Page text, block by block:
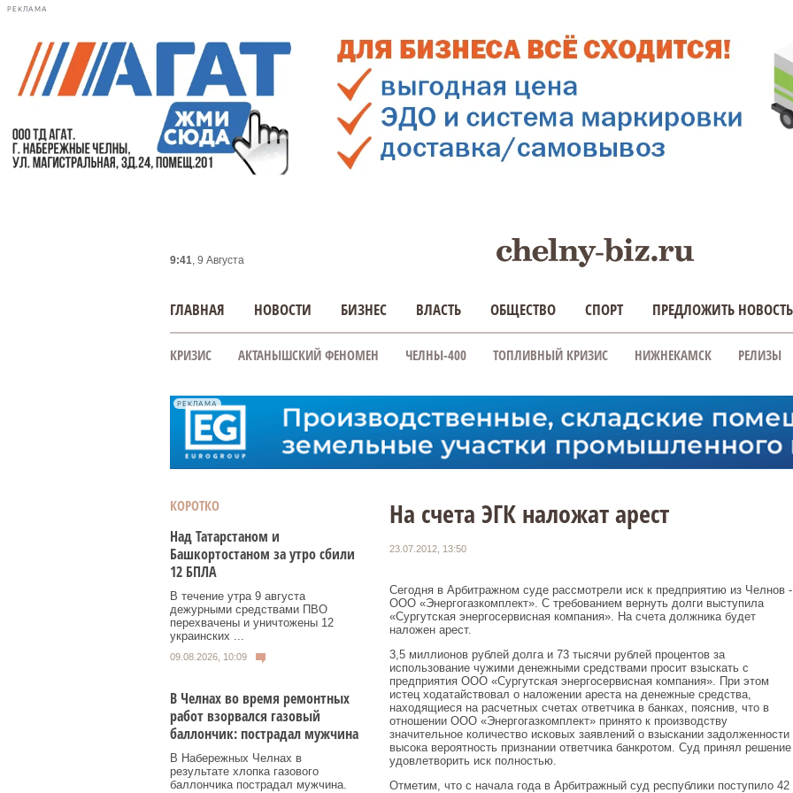
РЕКЛАМА
9:41, 9 Августа
ГЛАВНАЯ НОВОСТИ БИЗНЕС ВЛАСТЬ ОБЩЕСТВО СПОРТ ПРЕДЛОЖИТЬ НОВОСТЬ
КРИЗИС АКТАНЫШСКИЙ ФЕНОМЕН ЧЕЛНЫ-400 ТОПЛИВНЫЙ КРИЗИС НИЖНЕКАМСК РЕЛИЗЫ
РЕКЛАМА
КОРОТКО
Над Татарстаном и
Башкортостаном за утро сбили
12 БПЛА
В течение утра 9 августа
дежурными средствами ПВО
перехвачены и уничтожены 12
украинских ...
09.08.2026, 10:09
В Челнах во время ремонтных
работ взорвался газовый
баллончик: пострадал мужчина
В Набережных Челнах в
результате хлопка газового
баллончика пострадал мужчина.
На счета ЭГК наложат арест
23.07.2012, 13:50
Сегодня в Арбитражном суде рассмотрели иск к предприятию из Челнов -
ООО «Энергогазкомплект». С требованием вернуть долги выступила
«Сургутская энергосервисная компания». На счета должника будет
наложен арест.
3,5 миллионов рублей долга и 73 тысячи рублей процентов за
использование чужими денежными средствами просит взыскать с
предприятия ООО «Сургутская энергосервисная компания». При этом
истец ходатайствовал о наложении ареста на денежные средства,
находящиеся на расчетных счетах ответчика в банках, пояснив, что в
отношении ООО «Энергогазкомплект» принято к производству
значительное количество исковых заявлений о взыскании задолженности
высока вероятность признании ответчика банкротом. Суд принял решение
удовлетворить иск полностью.
Отметим, что с начала года в Арбитражный суд республики поступило 42